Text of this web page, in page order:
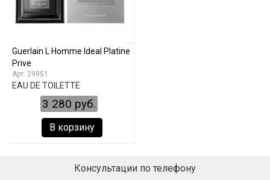
Guerlain L Homme Ideal Platine
Prive
29951
EAU DE TOILETTE
3 280 руб.
В корзину
Консультации по телефону